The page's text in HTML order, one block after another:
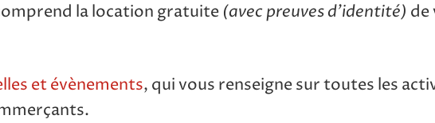
la location gratuite (avec preuves d’identité) de
et évènements, qui vous renseigne sur toutes les